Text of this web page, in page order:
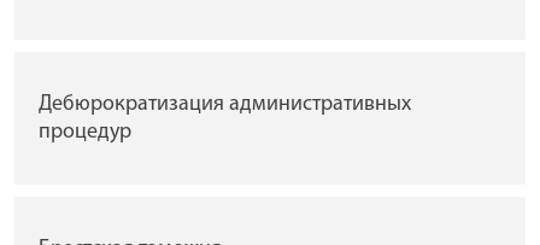
Дебюрократизация административных
процедур